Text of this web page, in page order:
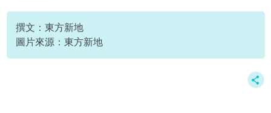
蔡卓妍
撰文：東方新地
圖片來源：東方新地